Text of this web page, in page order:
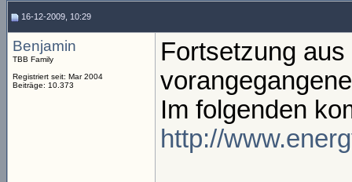
16-12-2009, 10:29
Benjamin
TBB Family
Registriert seit: Mar 2004
Beiträge: 10.373
Fortsetzung
Im folgenden
http://